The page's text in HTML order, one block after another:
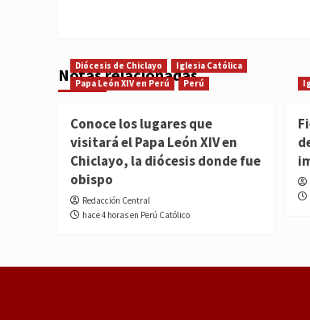
Notas relacionadas
Diócesis de Chiclayo
Iglesia Católica
Papa León XIV en Perú
Perú
Conoce los lugares que
visitará el Papa León XIV en
Chiclayo, la diócesis donde fue
obispo
Redacción Central
hace 4 horas en Perú Católico